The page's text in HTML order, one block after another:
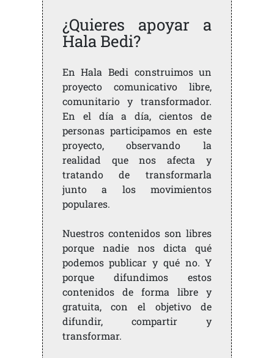
¿Quieres apoyar a
Hala Bedi?
En Hala Bedi construimos un
proyecto comunicativo libre,
comunitario y transformador.
En el día a día, cientos de
personas participamos en este
proyecto, observando la
realidad que nos afecta y
tratando de transformarla
junto a los movimientos
populares.
Nuestros contenidos son libres
porque nadie nos dicta qué
podemos publicar y qué no. Y
porque difundimos estos
contenidos de forma libre y
gratuita, con el objetivo de
difundir, compartir y
transformar.